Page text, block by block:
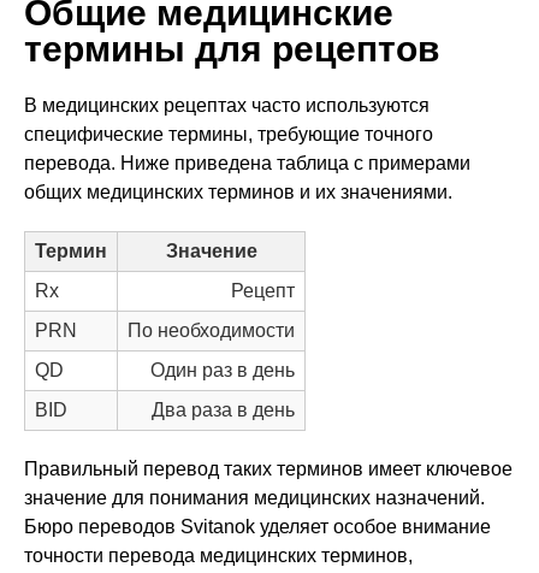
Общие медицинские
термины для рецептов
В медицинских рецептах часто используются
специфические термины, требующие точного
перевода. Ниже приведена таблица с примерами
общих медицинских терминов и их значениями.
Термин
Значение
Rx
Рецепт
PRN
По необходимости
QD
Один раз в день
BID
Два раза в день
Правильный перевод таких терминов имеет ключевое
значение для понимания медицинских назначений.
Бюро переводов Svitanok уделяет особое внимание
точности перевода медицинских терминов,